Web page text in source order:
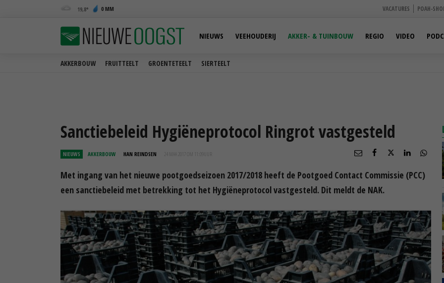
19,8 0 MM VACATURES POAH-
AKKERBOUW FRUITTEELT GROENTETEELT SIERTEELT
NIEUWS VEEHOUDERIJ AKKER- & TUINBOUW REGIO VIDEO
Sanctiebeleid Hygiëneprotocol Ringrot vastgesteld
NIEUWS AKKERBOUW HAN REINDSEN 24 MAA 2017 OM 11:09
Met ingang van het nieuwe pootgoedseizoen 2017/2018 heeft de Pootgoed Contact Commissie (PCC)
een sanctiebeleid met betrekking tot het Hygiëneprotocol vastgesteld. Dit meldt de NAK.